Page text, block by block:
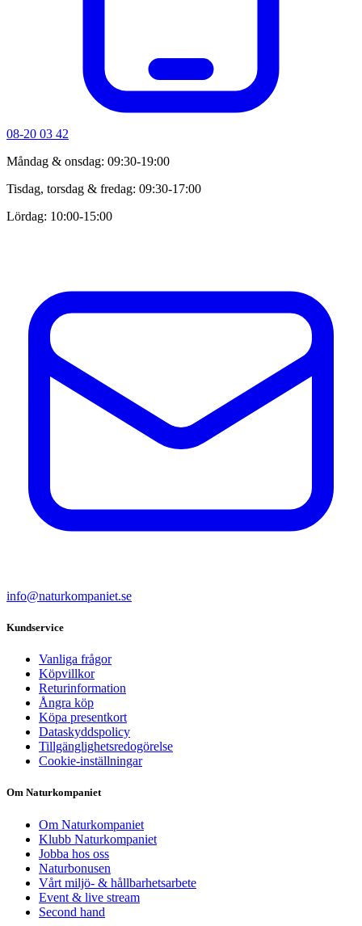
08-20 03 42
Måndag & onsdag: 09:30-19:00
Tisdag, torsdag & fredag: 09:30-17:00
Lördag: 10:00-15:00
info@naturkompaniet.se
Kundservice
Vanliga frågor
Köpvillkor
Returinformation
Ångra köp
Köpa presentkort
Dataskyddspolicy
Tillgänglighetsredogörelse
Cookie-inställningar
Om Naturkompaniet
Om Naturkompaniet
Klubb Naturkompaniet
Jobba hos oss
Naturbonusen
Vårt miljö- & hållbarhetsarbete
Event & live stream
Second hand